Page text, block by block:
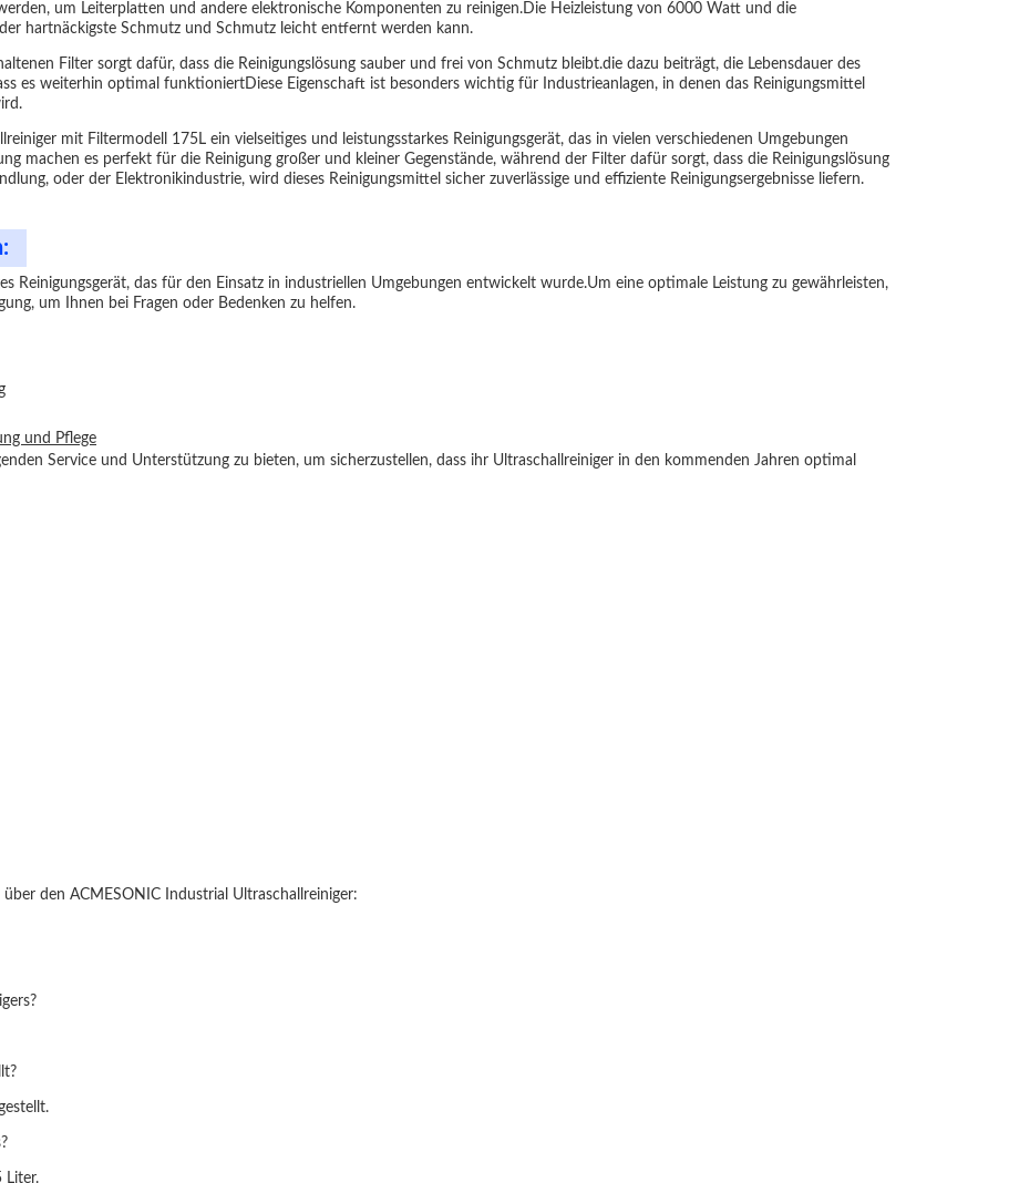
um Leiterplatten und andere elektronische Komponenten zu reinigen.Die Heizleistung von 6000 Watt und die
hartnäckigste Schmutz und Schmutz leicht entfernt werden kann.
Filter sorgt dafür, dass die Reinigungslösung sauber und frei von Schmutz bleibt.die dazu beiträgt, die Lebensdauer des
es weiterhin optimal funktioniertDiese Eigenschaft ist besonders wichtig für Industrieanlagen, in denen das Reinigungsmittel
mit Filtermodell 175L ein vielseitiges und leistungsstarkes Reinigungsgerät, das in vielen verschiedenen Umgebungen
machen es perfekt für die Reinigung großer und kleiner Gegenstände, während der Filter dafür sorgt, dass die Reinigungslösung
oder der Elektronikindustrie, wird dieses Reinigungsmittel sicher zuverlässige und effiziente Reinigungsergebnisse liefern.
Reinigungsgerät, das für den Einsatz in industriellen Umgebungen entwickelt wurde.Um eine optimale Leistung zu gewährleisten,
um Ihnen bei Fragen oder Bedenken zu helfen.
und Pflege
Service und Unterstützung zu bieten, um sicherzustellen, dass ihr Ultraschallreiniger in den kommenden Jahren optimal
den ACMESONIC Industrial Ultraschallreiniger:
Liter.